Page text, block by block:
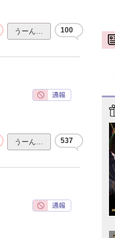
うーん… 100
うーん… 537